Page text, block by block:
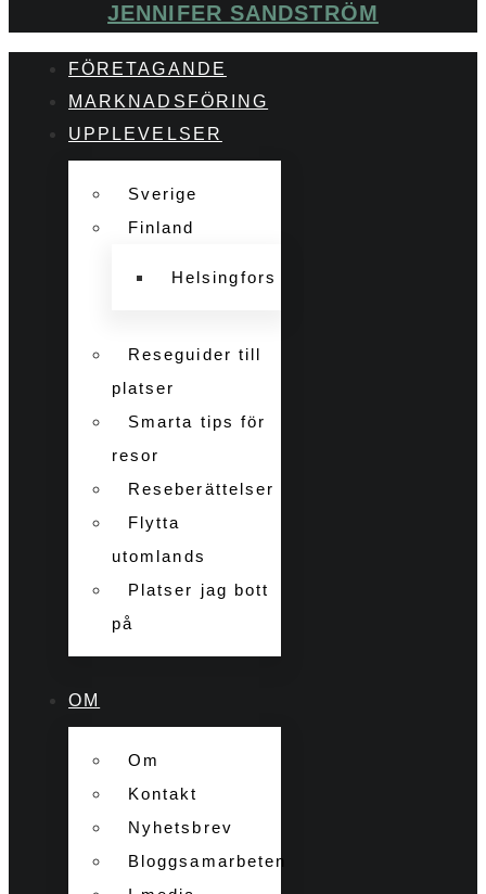
JENNIFER SANDSTRÖM
FÖRETAGANDE
MARKNADSFÖRING
UPPLEVELSER
Sverige
Finland
Helsingfors
Reseguider till
platser
Smarta tips för
resor
Reseberättelser
Flytta
utomlands
Platser jag bott
på
OM
Om
Kontakt
Nyhetsbrev
Bloggsamarbeten